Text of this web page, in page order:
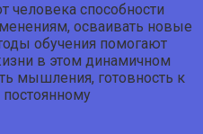
человека способности
осваивать новые
обучения помогают
в этом динамичном
мышления, готовность к